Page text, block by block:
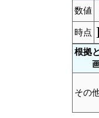
数値
時点
根拠
その